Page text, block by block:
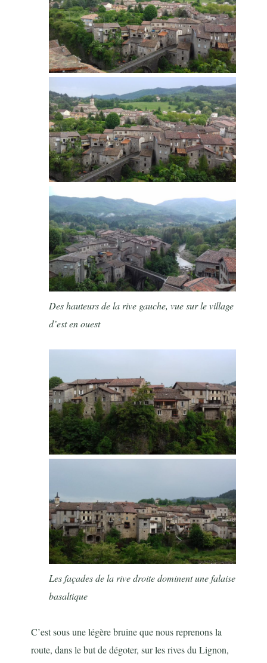
Des hauteurs de la rive gauche, vue sur le village
d’est en ouest
Les façades de la rive droite dominent une falaise
basaltique
C’est sous une légère bruine que nous reprenons la
route, dans le but de dégoter, sur les rives du Lignon,